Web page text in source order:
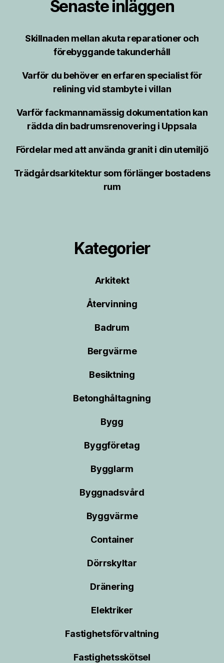
Senaste inläggen
Skillnaden mellan akuta reparationer och
förebyggande takunderhåll
Varför du behöver en erfaren specialist för
relining vid stambyte i villan
Varför fackmannamässig dokumentation kan
rädda din badrumsrenovering i Uppsala
Fördelar med att använda granit i din utemiljö
Trädgårdsarkitektur som förlänger bostadens
rum
Kategorier
Arkitekt
Återvinning
Badrum
Bergvärme
Besiktning
Betonghåltagning
Bygg
Byggföretag
Bygglarm
Byggnadsvård
Byggvärme
Container
Dörrskyltar
Dränering
Elektriker
Fastighetsförvaltning
Fastighetsskötsel